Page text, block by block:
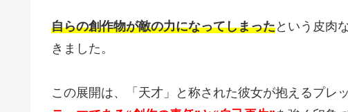
自らの創作物が敵の力になってしまったという皮肉
きました。
この展開は、「天才」と称された彼女が抱えるプレ